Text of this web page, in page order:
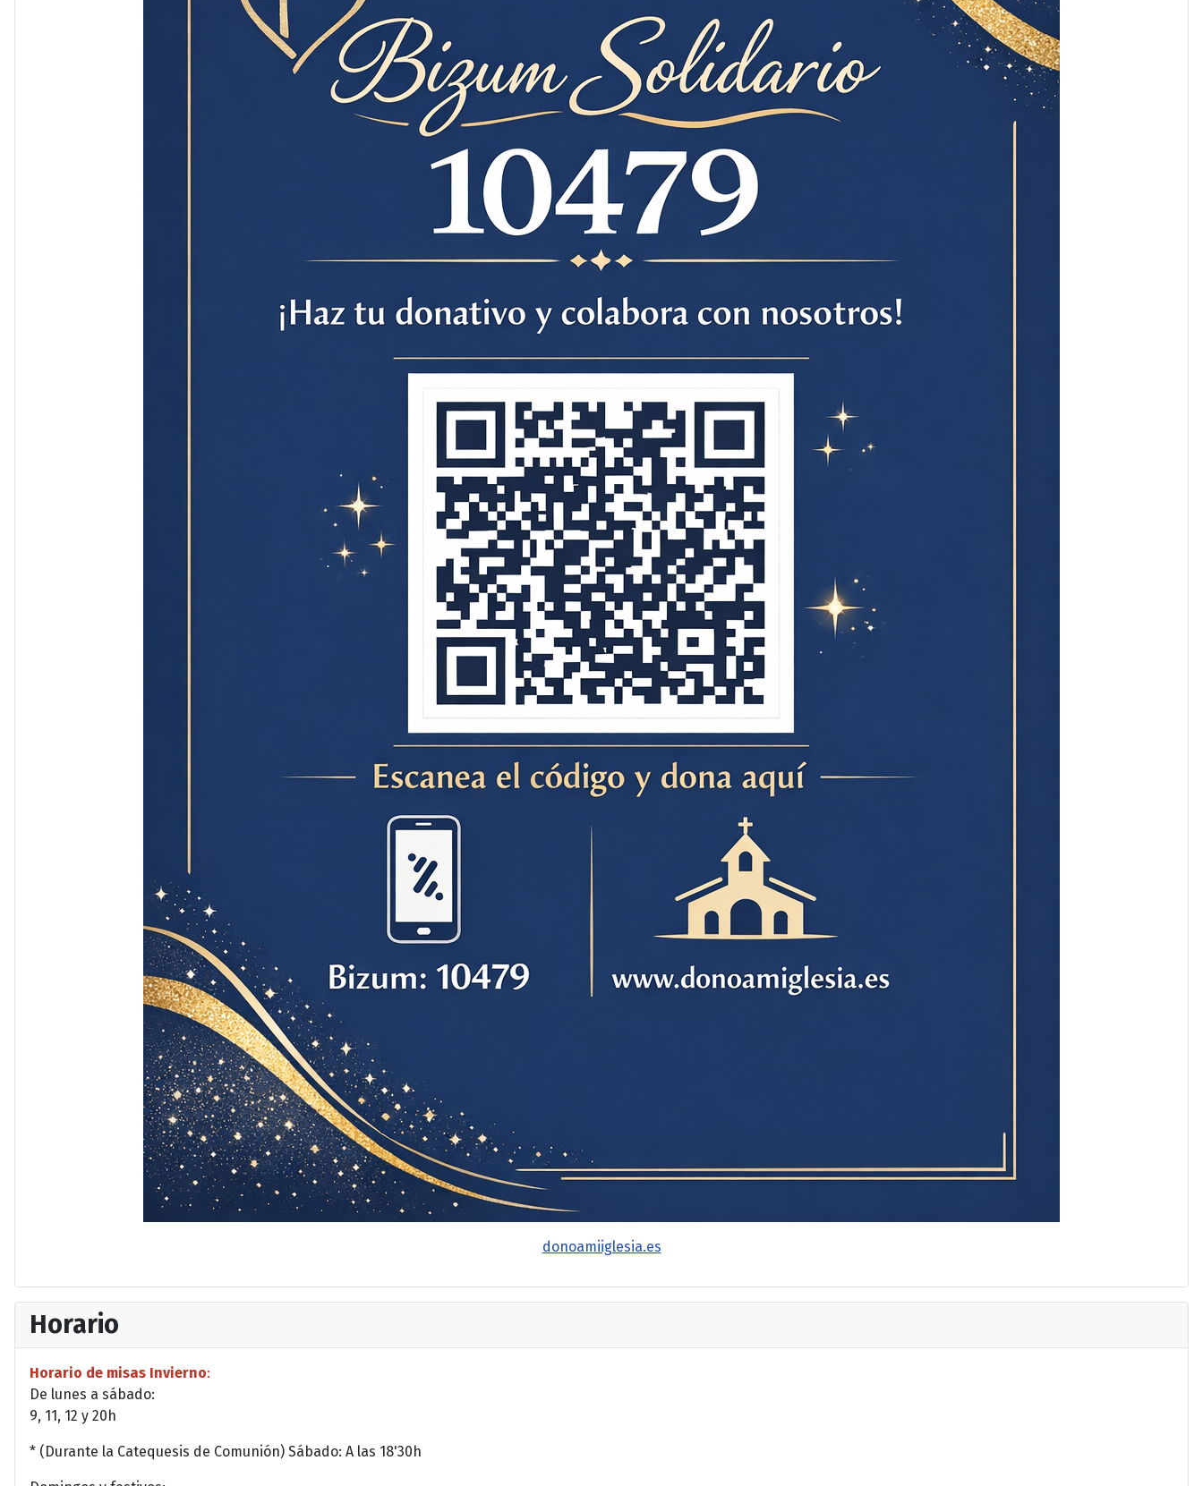
donoamiiglesia.es
Horario
Horario de misas Invierno:
De lunes a sábado:
9, 11, 12 y 20h
* (Durante la Catequesis de Comunión) Sábado: A las 18'30h